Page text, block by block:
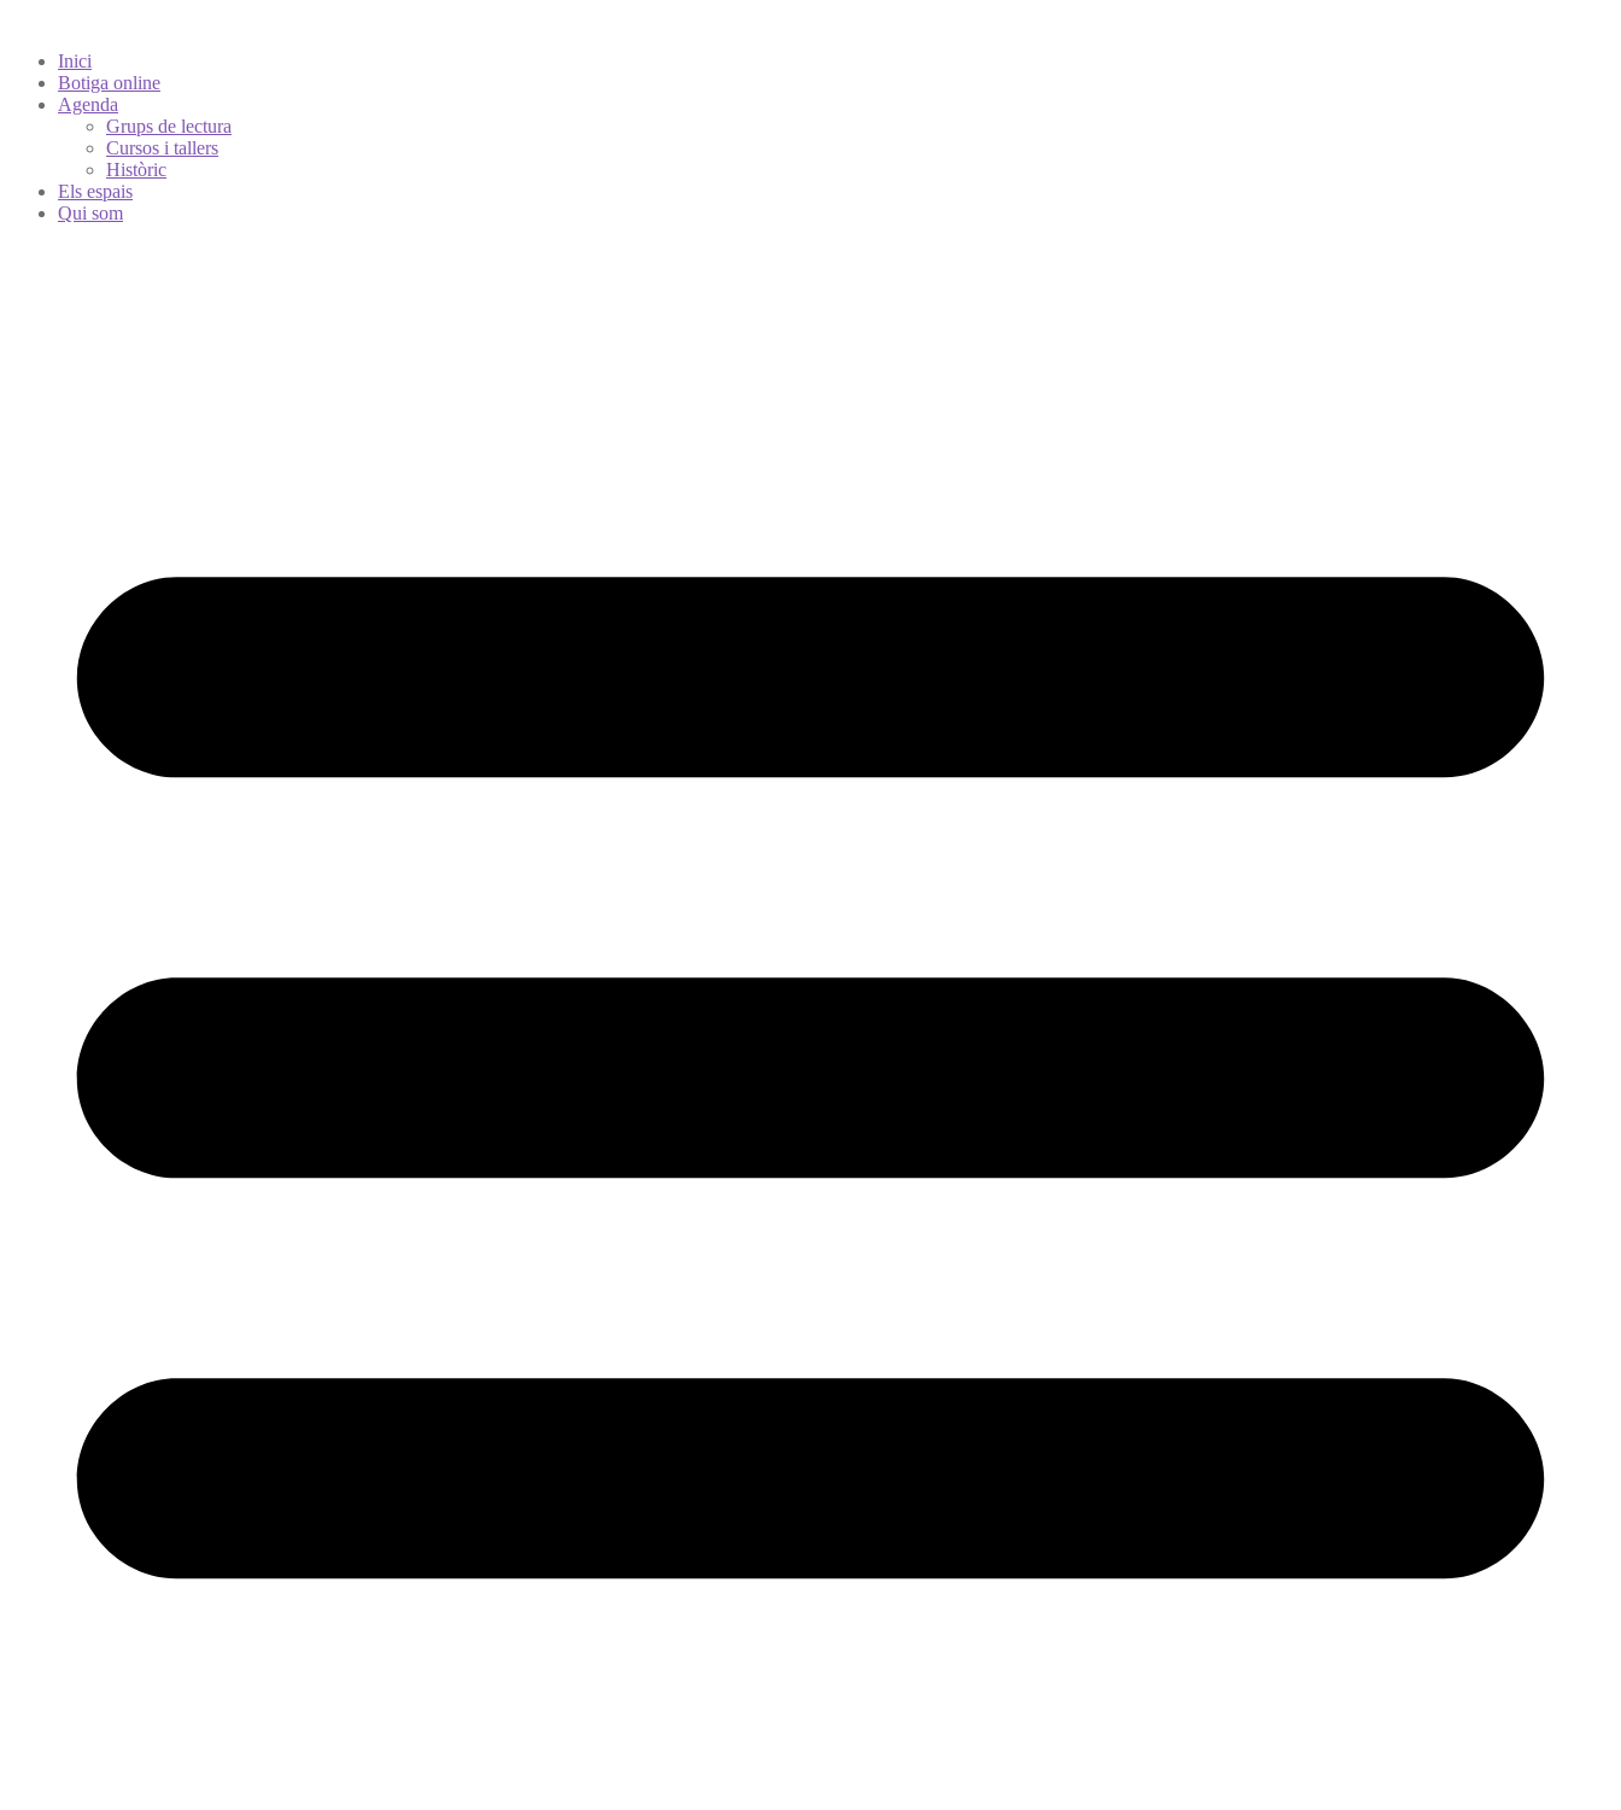
Inici
Botiga online
Agenda
Grups de lectura
Cursos i tallers
Històric
Els espais
Qui som